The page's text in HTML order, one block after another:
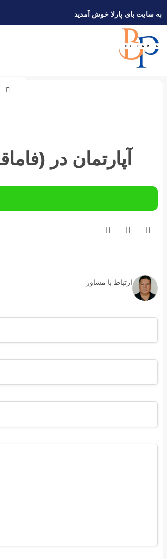
به سایت بای پارلا خوش آمدید
آپارتمان در
ارتباط با مشاور